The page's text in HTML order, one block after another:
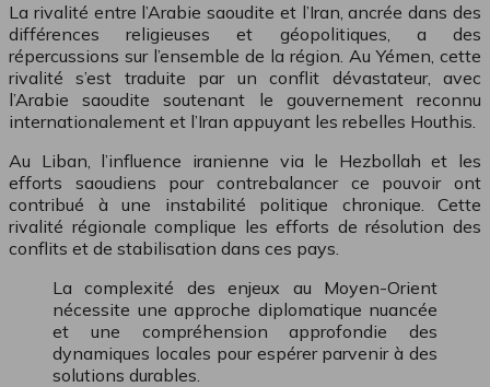
La rivalité entre l’Arabie saoudite et l’Iran, ancrée dans des
différences religieuses et géopolitiques, a des
répercussions sur l’ensemble de la région. Au Yémen, cette
rivalité s’est traduite par un conflit dévastateur, avec
l’Arabie saoudite soutenant le gouvernement reconnu
internationalement et l’Iran appuyant les rebelles Houthis.
Au Liban, l’influence iranienne via le Hezbollah et les
efforts saoudiens pour contrebalancer ce pouvoir ont
contribué à une instabilité politique chronique. Cette
rivalité régionale complique les efforts de résolution des
conflits et de stabilisation dans ces pays.
La complexité des enjeux au Moyen-Orient
nécessite une approche diplomatique nuancée
et une compréhension approfondie des
dynamiques locales pour espérer parvenir à des
solutions durables.